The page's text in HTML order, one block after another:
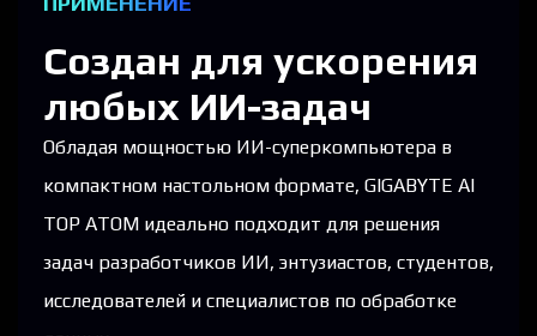
Создан для ускорения
любых ИИ-задач​
Обладая мощностью ИИ-суперкомпьютера в
компактном настольном формате, GIGABYTE AI
TOP ATOM идеально подходит для решения
задач разработчиков ИИ, энтузиастов, студентов,
исследователей и специалистов по обработке